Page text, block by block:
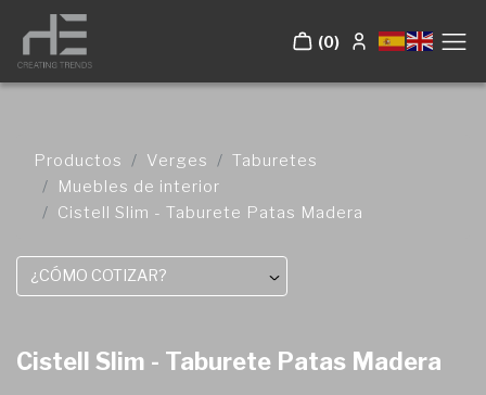
(0)
Productos Verges
Taburetes
Muebles de interior
Cistell Slim - Taburete Patas Madera
¿CÓMO COTIZAR?
Cistell Slim - Taburete Patas Madera